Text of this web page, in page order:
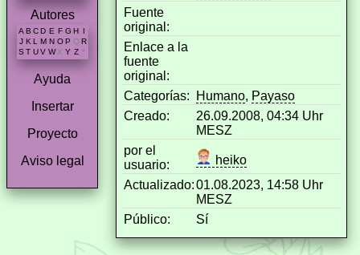
Autores
A B C D E F G H
J K L M N O P Q R
S T U V W X Y Z *
Ayuda
Insertar
Proyecto
Aviso legal
Fuente
original:
Enlace a la
fuente
original:
Categorías:
Humano, Payaso
Creado:
26.09.2008, 04:34 Uhr
MESZ
por el
usuario:
heiko
Actualizado:01.08.2023, 14:58 Uhr
MESZ
Público:
Sí